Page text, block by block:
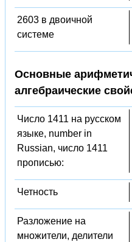
2603 в двоичной
системе
Основные
алгебраические
Число 1411 на русском
языке, number in
Russian, число 1411
прописью:
Четность
Разложение на
множители, делители